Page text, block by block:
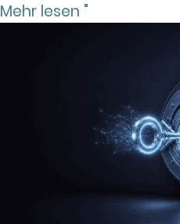
Mehr lesen "